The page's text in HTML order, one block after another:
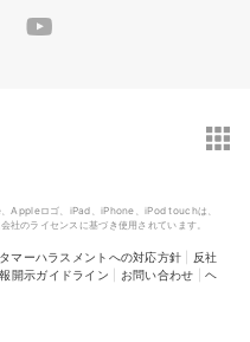
Appleロゴ、iPad、iPhone、iPod touchは、
のライセンスに基づき使用されています。
マーハラスメントへの対応方針
反社
開示ガイドライン お問い合わせ |ヘ